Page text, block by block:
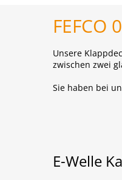
Unsere
zwischen zwei
Sie haben bei
E-Welle